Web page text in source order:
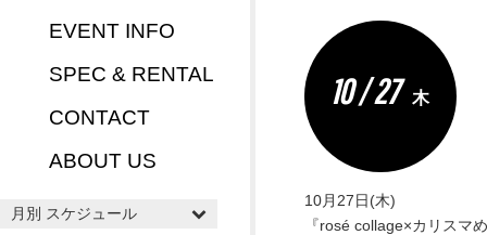
EVENT INFO
SPEC & RENTAL
CONTACT
ABOUT US
月別 スケジュール
10 / 27 木
10月27日(木)
『rosé collage×カリスマ